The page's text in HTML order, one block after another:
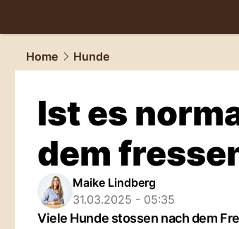
Home
Hunde
Ist es
dem
Maike Lindberg
31.03.2025 - 05:35
Viele Hunde stossen nach dem